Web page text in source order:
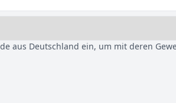
aus Deutschland ein, um mit deren